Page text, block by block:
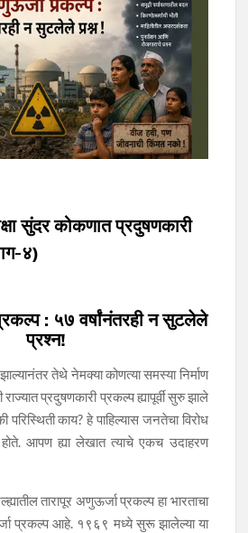
सुंदर कोकणात प्रदुषणकारी
४)
: ५७ वर्षांनंतरही न सुटलेले
प्रश्न!
तेथे नेमक्या कोणत्या समस्या निर्माण
राज्यात प्रदुषणकारी प्रकल्प ह्यापूर्वी सुरु झाले
काय? हे पाहिल्यास जनतेचा विरोध
आपण ह्या लेखात त्याचे एकच उदाहरण
तारापूर अणुऊर्जा प्रकल्प हा भारताचा
प्रकल्प आहे. १९६९ मध्ये सुरू झालेल्या या